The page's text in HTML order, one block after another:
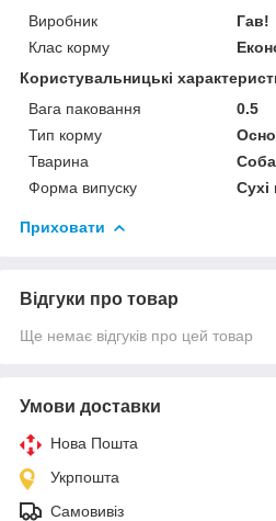
Виробник
Гав!
Клас корму
Користувальницькі
Вага паковання
0.5
Тип корму
Тварина
Форма випуску
Сухі
Приховати
Відгуки про товар
Ще немає відгуків про цей товар
Умови доставки
Нова Пошта
Укрпошта
Самовивіз